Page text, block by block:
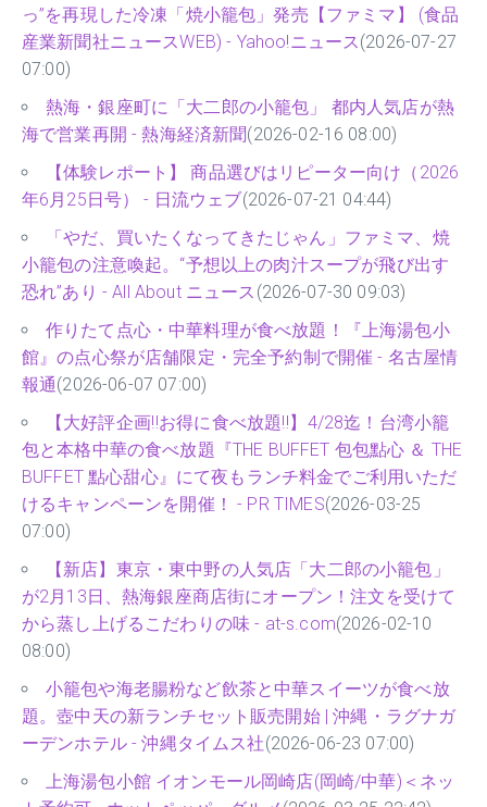
っ”を再現した冷凍「焼小籠包」発売【ファミマ】 (食品
産業新聞社ニュースWEB) - Yahoo!ニュース(2026-07-27
07:00)
熱海・銀座町に「大二郎の小籠包」 都内人気店が熱
海で営業再開 - 熱海経済新聞(2026-02-16 08:00)
【体験レポート】 商品選びはリピーター向け（2026
年6月25日号） - 日流ウェブ(2026-07-21 04:44)
「やだ、買いたくなってきたじゃん」ファミマ、焼
小籠包の注意喚起。“予想以上の肉汁スープが飛び出す
恐れ”あり - All About ニュース (2026-07-30 09:03)
作りたて点心・中華料理が食べ放題！『上海湯包小
館』の点心祭が店舗限定・完全予約制で開催 - 名古屋情
報通(2026-06-07 07:00)
【大好評企画‼お得に食べ放題‼】4/28迄！台湾小籠
包と本格中華の食べ放題『THE BUFFET 包包點心 ＆ THE
BUFFET 點心甜心』にて夜もランチ料金でご利用いただ
けるキャンペーンを開催！ - PR TIMES(2026-03-25
07:00)
【新店】東京・東中野の人気店「大二郎の小籠包」
が2月13日、熱海銀座商店街にオープン！注文を受けて
から蒸し上げるこだわりの味 - at-s.com(2026-02-10
08:00)
小籠包や海老腸粉など飲茶と中華スイーツが食べ放
題。壺中天の新ランチセット販売開始 | 沖縄・ラグナガ
ーデンホテル - 沖縄タイムス社(2026-06-23 07:00)
上海湯包小館 イオンモール岡崎店(岡崎/中華)＜ネッ